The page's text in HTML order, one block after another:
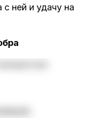
с ней и удачу на